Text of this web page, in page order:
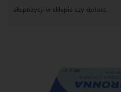
ekspozycji w sklepie czy aptece.